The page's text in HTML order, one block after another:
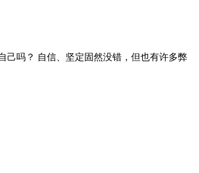
吗？ 自信、坚定固然没错，但也有许多弊